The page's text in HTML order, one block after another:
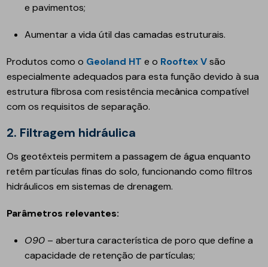
e pavimentos;
Aumentar a vida útil das camadas estruturais.
Produtos como o Geoland HT e o Rooftex Vsão
especialmente adequados para esta função devido à sua
estrutura fibrosa com resistência mecânica compatível
com os requisitos de separação.
2. Filtragem hidráulica
Os geotêxteis permitem a passagem de água enquanto
retêm partículas finas do solo, funcionando como filtros
hidráulicos em sistemas de drenagem.
Parâmetros relevantes:
O90 – abertura característica de poro que define a
capacidade de retenção de partículas;